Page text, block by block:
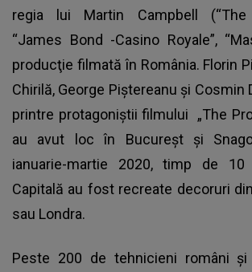
regia lui Martin Campbell (“The
“James Bond -Casino Royale”,
producţie filmată în România. Florin
Chirilă, George Piştereanu şi Cosmin
printre protagoniștii filmului
„The
au avut loc în Bucureşt şi
ianuarie-martie 2020, timp de 10
Capitală au fost recreate decoruri
sau Londra.
Peste 200 de tehnicieni români